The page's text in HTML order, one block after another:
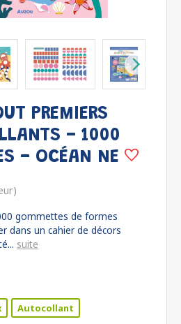
PREMIERS
- 1000
- OCÉAN NE
gommettes de formes
dans un cahier de décors
suite
Autocollant